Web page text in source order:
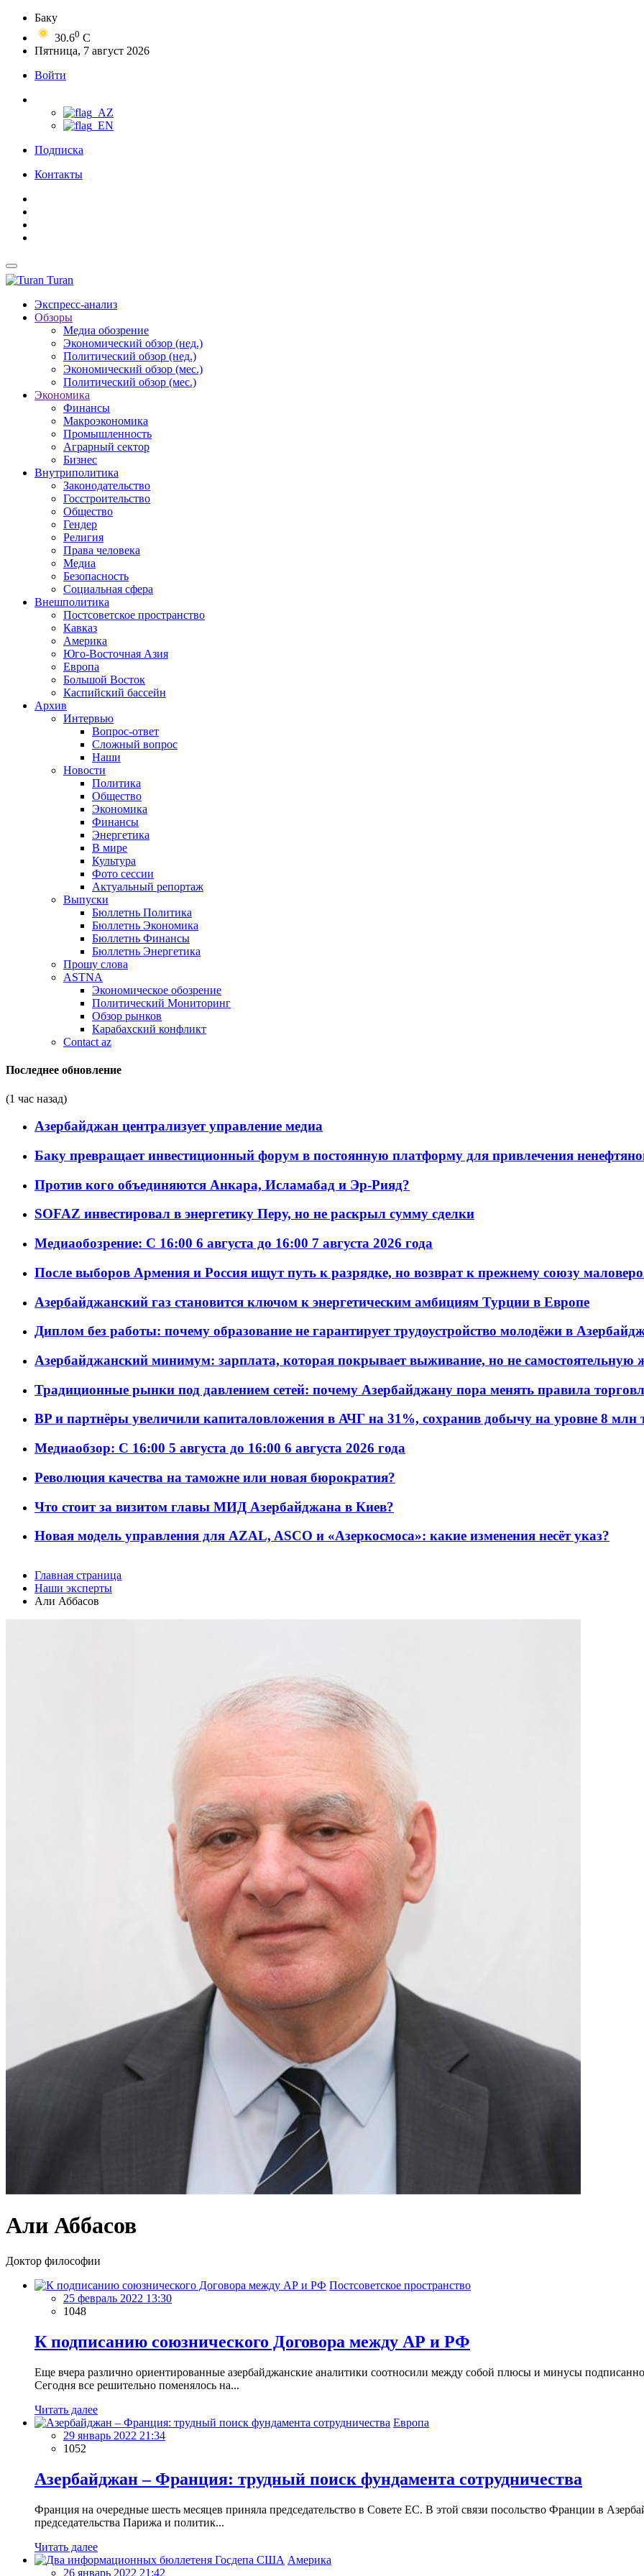
Баку
30.60 C
Пятница, 7 август 2026
Войти
Подписка
Контакты
Turan
Экспресс-анализ
Обзоры
Медиа обозрение
Экономический обзор (нед.)
Политический обзор (нед.)
Экономический обзор (мес.)
Политический обзор (мес.)
Экономика
Финансы
Макроэкономика
Промышленность
Аграрный сектор
Бизнес
Внутриполитика
Законодательство
Госстроительство
Общество
Гендер
Религия
Права человека
Медиа
Безопасность
Социальная сфера
Внешполитика
Постсоветское пространство
Кавказ
Америка
Юго-Восточная Азия
Европа
Большой Восток
Каспийский бассейн
Архив
Интервью
Вопрос-ответ
Сложный вопрос
Наши
Новости
Политика
Общество
Экономика
Финансы
Энергетика
В мире
Культура
Фото сессии
Актуальный репортаж
Выпуски
Бюллетнь Политика
Бюллетнь Экономика
Бюллетнь Финансы
Бюллетнь Энергетика
Прошу слова
ASTNA
Экономическое обозрение
Политический Мониторинг
Обзор рынков
Карабахский конфликт
Contact az
Последнее обновление
(1 час назад)
Азербайджан централизует управление медиа
Баку превращает инвестиционный форум в постоянную платформу для привлечения
Против кого объединяются Анкара, Исламабад и Эр-Рияд?
SOFAZ инвестировал в энергетику Перу, но не раскрыл сумму сделки
Медиаобозрение: С 16:00 6 августа до 16:00 7 августа 2026 года
После выборов Армения и Россия ищут путь к разрядке, но возврат к прежнему союзу
Азербайджанский газ становится ключом к энергетическим амбициям Турции в Европе
Диплом без работы: почему образование не гарантирует трудоустройство молодёжи в
Азербайджанский минимум: зарплата, которая покрывает выживание, но не самостоятельную
Традиционные рынки под давлением сетей: почему Азербайджану пора менять правила
BP и партнёры увеличили капиталовложения в АЧГ на 31%, сохранив добычу на уровне 8 млн
Медиаобзор: С 16:00 5 августа до 16:00 6 августа 2026 года
Революция качества на таможне или новая бюрократия?
Что стоит за визитом главы МИД Азербайджана в Киев?
Новая модель управления для AZAL, ASCO и «Азеркосмоса»: какие изменения несёт указ?
Главная страница
Наши эксперты
Али Аббасов
Али Аббасов
Доктор философии
Постсоветское пространство
25 февраль 2022 13:30
1048
К подписанию союзнического Договора между АР и РФ
Еще вчера различно ориентированные азербайджанские аналитики соотносили между собой плюсы и минусы
Сегодня все решительно поменялось на...
Читать далее
Европа
29 январь 2022 21:34
1052
Азербайджан – Франция: трудный поиск фундамента сотрудничества
Франция на очередные шесть месяцев приняла председательство в Совете ЕС. В этой связи посольство Франции в
председательства Парижа и политик...
Читать далее
Америка
26 январь 2022 21:42